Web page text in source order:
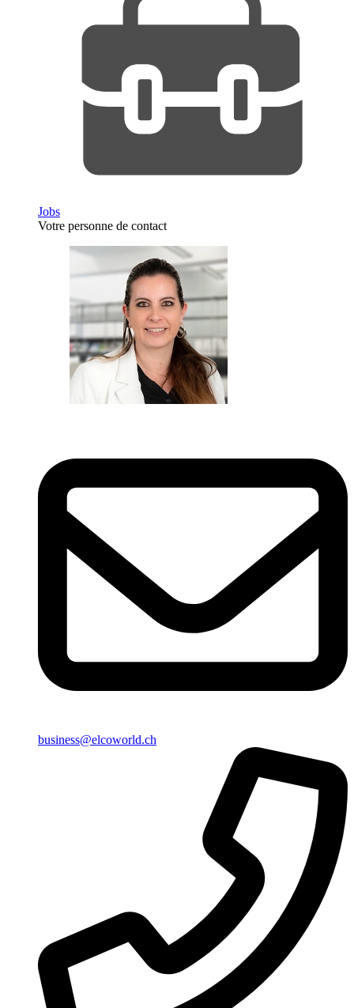
Jobs
Votre personne de contact
business@elcoworld.ch